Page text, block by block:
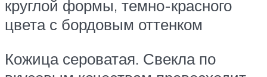
круглой формы, темно-красного
цвета с бордовым оттенком
Кожица сероватая. Свекла по